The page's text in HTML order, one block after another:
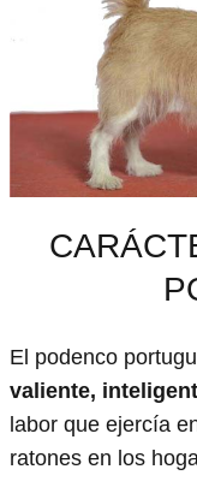
El podenco
valiente,
labor que ejercía
ratones en los